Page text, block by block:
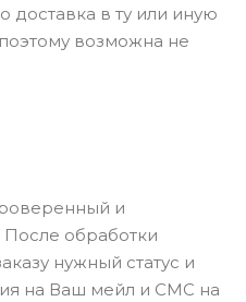
доставка в ту или иную
возможна не
и
После обработки
нужный статус и
на Ваш мейл и СМС на